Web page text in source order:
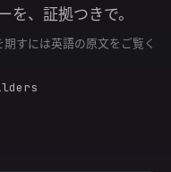
を、証拠つきで。
すには英語の原文をご覧く